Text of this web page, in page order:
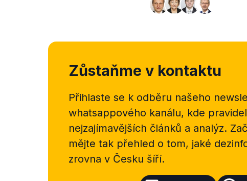
Zůstaňme v kontaktu
Přihlaste se k odběru našeho
whatsappového kanálu, kde
nejzajímavějších článků a analýz.
mějte tak přehled o tom, jaké
zrovna v Česku šíří.